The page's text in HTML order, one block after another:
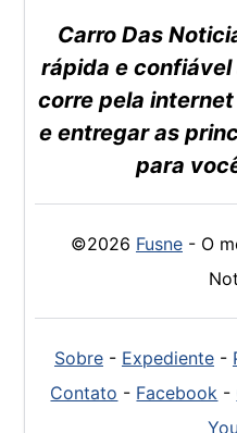
Carro Das
rápida e
corre pela
e entregar as
para
©2026 Fusne- O
Sobre- Expediente-
Contato - Facebook -